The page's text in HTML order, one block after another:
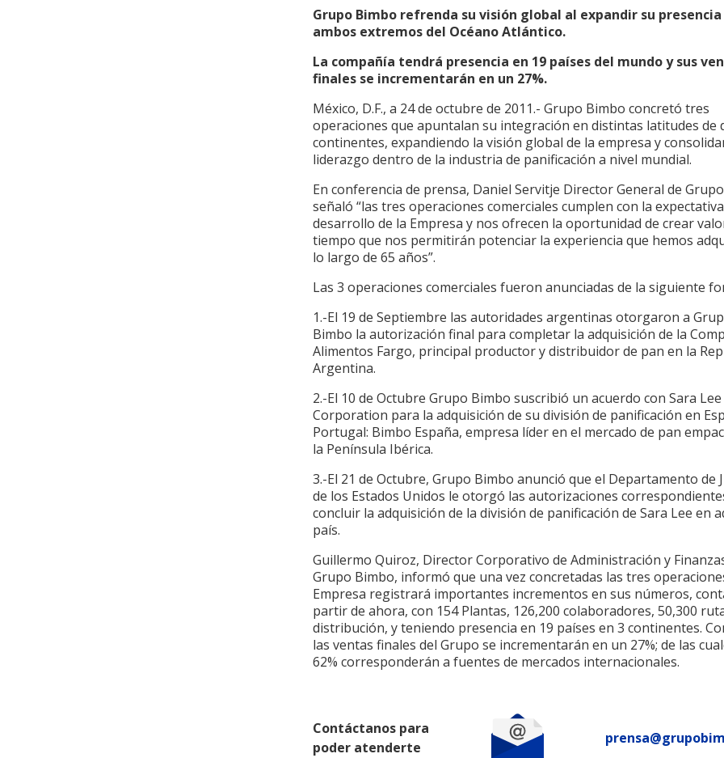
Grupo Bimbo refrenda su visión global al expandir su presencia
ambos extremos del Océano Atlántico.
La compañía tendrá presencia en 19 países del mundo y sus
finales se incrementarán en un 27%.
México, D.F., a 24 de octubre de 2011.- Grupo Bimbo concretó tres
operaciones que apuntalan su integración en distintas latitudes de
continentes, expandiendo la visión global de la empresa y
liderazgo dentro de la industria de panificación a nivel mundial.
En conferencia de prensa, Daniel Servitje Director General de
señaló “las tres operaciones comerciales cumplen con la
desarrollo de la Empresa y nos ofrecen la oportunidad de crear
tiempo que nos permitirán potenciar la experiencia que hemos
lo largo de 65 años”.
Las 3 operaciones comerciales fueron anunciadas de la siguiente
1.-El 19 de Septiembre las autoridades argentinas otorgaron a
Bimbo la autorización final para completar la adquisición de la
Alimentos Fargo, principal productor y distribuidor de pan en la
Argentina.
2.-El 10 de Octubre Grupo Bimbo suscribió un acuerdo con Sara Lee
Corporation para la adquisición de su división de panificación en
Portugal: Bimbo España, empresa líder en el mercado de pan
la Península Ibérica.
3.-El 21 de Octubre, Grupo Bimbo anunció que el Departamento de
de los Estados Unidos le otorgó las autorizaciones
concluir la adquisición de la división de panificación de Sara Lee en
país.
Guillermo Quiroz, Director Corporativo de Administración y
Grupo Bimbo, informó que una vez concretadas las tres
Empresa registrará importantes incrementos en sus números,
partir de ahora, con 154 Plantas, 126,200 colaboradores, 50,300
distribución, y teniendo presencia en 19 países en 3 continentes.
las ventas finales del Grupo se incrementarán en un 27%; de las
62% corresponderán a fuentes de mercados internacionales.
Contáctanos para
poder atenderte